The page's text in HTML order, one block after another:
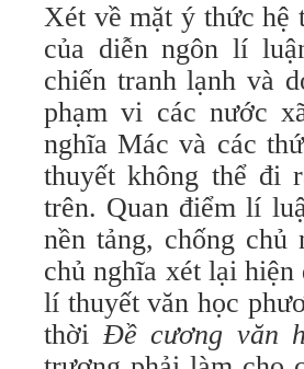
Xét về mặt ý thức hệ
của diễn ngôn lí
chiến tranh lạnh và
phạm vi các nước
nghĩa Mác và các
thuyết không thể đi
trên. Quan điểm lí
nền tảng, chống
chủ nghĩa xét lại
lí thuyết văn học
thờiĐề cương văn